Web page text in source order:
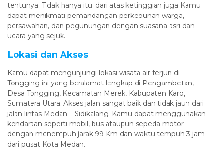
tentunya. Tidak hanya itu, dari atas ketinggian juga Kamu
dapat menikmati pemandangan perkebunan warga,
persawahan, dan pegunungan dengan suasana asri dan
udara yang sejuk.
Lokasi dan Akses
Kamu dapat mengunjungi lokasi wisata air terjun di
Tongging ini yang beralamat lengkap di Pengambetan,
Desa Tongging, Kecamatan Merek, Kabupaten Karo,
Sumatera Utara. Akses jalan sangat baik dan tidak jauh dari
jalan lintas Medan – Sidikalang. Kamu dapat menggunakan
kendaraan seperti mobil, bus ataupun sepeda motor
dengan menempuh jarak 99 Km dan waktu tempuh 3 jam
dari pusat Kota Medan.